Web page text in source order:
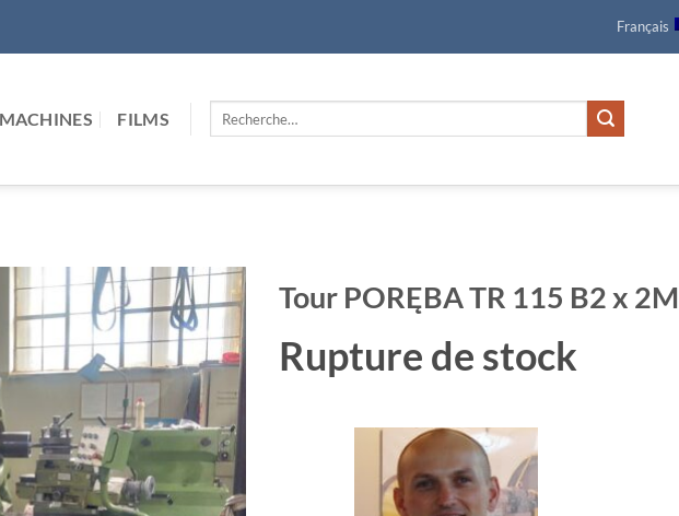
Français
FILMS
Recherche
Tour PORĘBA TR 115 B2 x 2M
Rupture de stock